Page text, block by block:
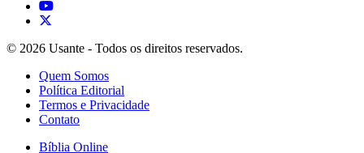
© 2026 Usante - Todos os direitos reservados.
Quem Somos
Política Editorial
Termos e Privacidade
Contato
Bíblia Online